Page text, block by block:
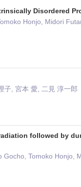
Disordered
Honjo, Midori
子, 宮本 愛, 二見 淳一郎
followed by
Tomoko Honjo,